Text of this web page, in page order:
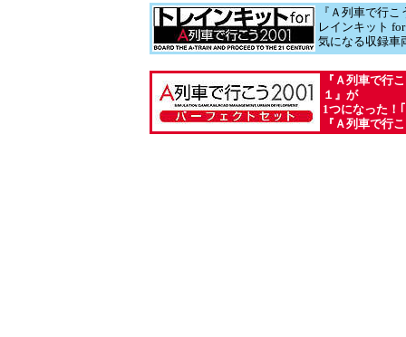
『Ａ列車で行
レインキット
気になる収録車
『Ａ列車で行
１』が
1つになった！
『Ａ列車で行